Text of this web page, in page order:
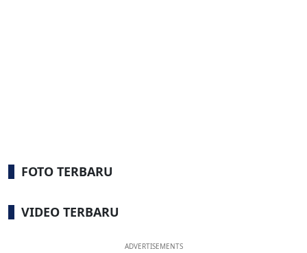
FOTO TERBARU
VIDEO TERBARU
ADVERTISEMENTS